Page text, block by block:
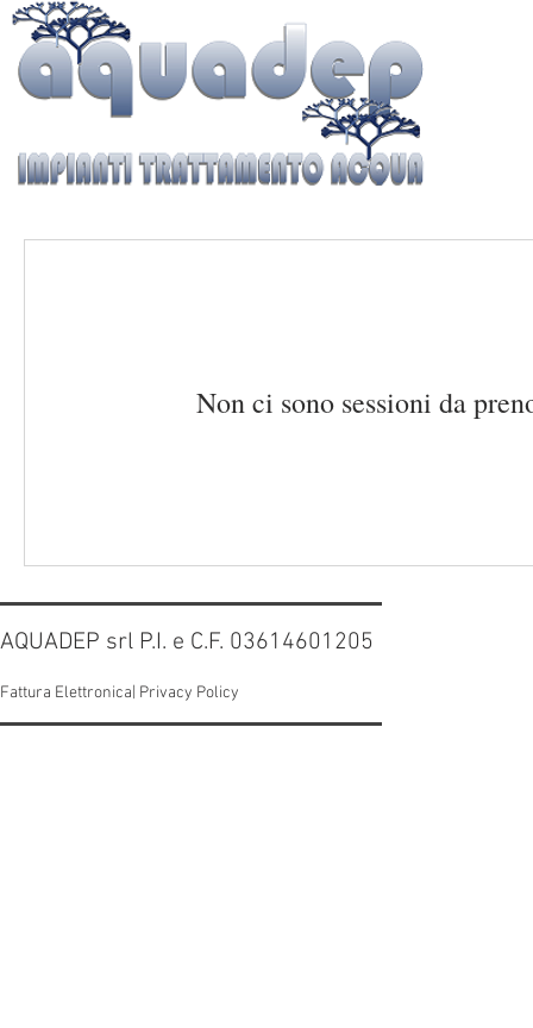
Non ci sono sessioni da
AQUADEP srl P.I. e C.F. 03614601205
Fattura Elettronica| Privacy Policy